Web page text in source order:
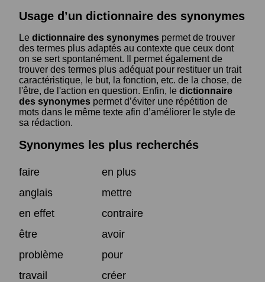
Usage d’un dictionnaire des synonymes
Le dictionnaire des synonymes permet de trouver
des termes plus adaptés au contexte que ceux dont
on se sert spontanément. Il permet également de
trouver des termes plus adéquat pour restituer un trait
caractéristique, le but, la fonction, etc. de la chose, de
l'être, de l'action en question. Enfin, le dictionnaire
des synonymes permet d’éviter une répétition de
mots dans le même texte afin d’améliorer le style de
sa rédaction.
Synonymes les plus recherchés
faire
en plus
anglais
mettre
en effet
contraire
être
avoir
problème
pour
travail
créer